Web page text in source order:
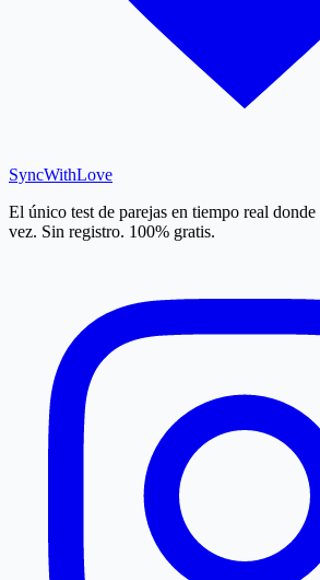
SyncWithLove
El único test de parejas en tiempo real donde
vez. Sin registro. 100% gratis.